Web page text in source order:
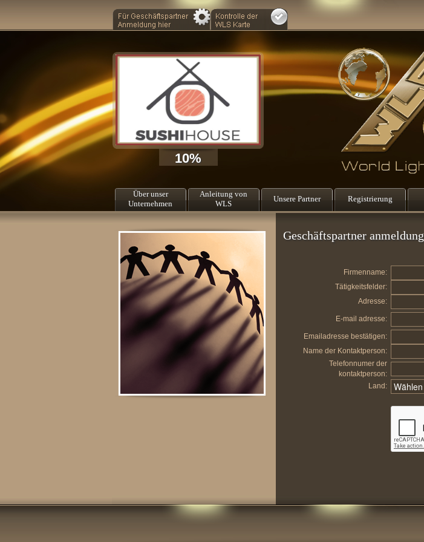
10%
Über unser
Unternehmen
Anleitung von
WLS
Unsere Partner Registrierung
Geschäftspartner anmeldung
Firmenname:
Tätigkeitsfelder:
Adresse:
E-mail adresse:
Emailadresse bestätigen:
Name der Kontaktperson:
Telefonnumer der
kontaktperson:
Land: